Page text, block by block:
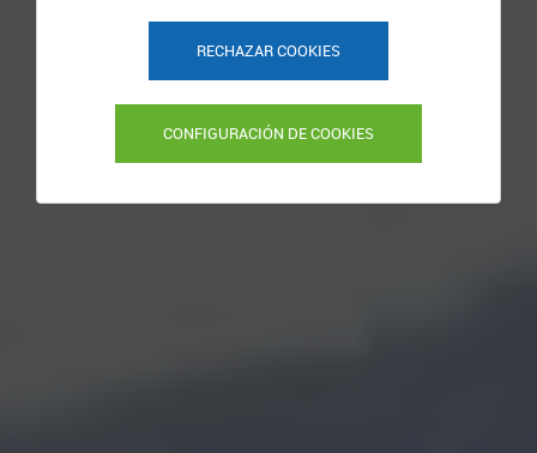
RECHAZAR COOKIES
CONFIGURACIÓN DE COOKIES